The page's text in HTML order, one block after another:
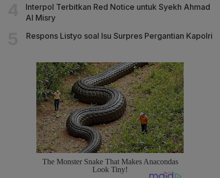
Interpol Terbitkan Red Notice untuk Syekh Ahmad
Al Misry
Respons Listyo soal Isu Surpres Pergantian Kapolri